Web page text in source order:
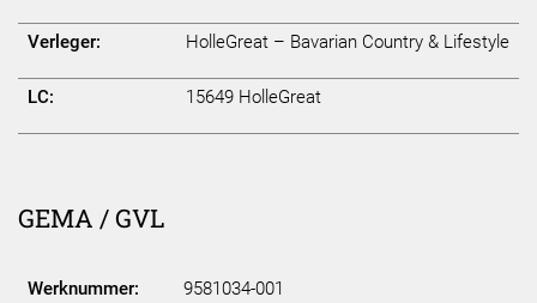
Verleger: HolleGreat – Bavarian Country & Lifestyle
LC: 15649 HolleGreat
GEMA / GVL
Werknummer: 9581034-001